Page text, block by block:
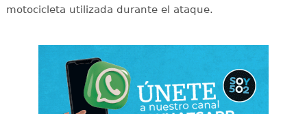
motocicleta utilizada durante el ataque.